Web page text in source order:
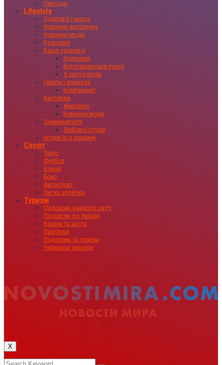
Пригоди
Lifestyle
Здоровʼя і краса
Новинки авторинку
Новинки моди
Кулінарія
Ваше здоровʼя
Кулінарія
Вегетаріанська кухня
У світі напоїв
Газети і журнали
Компромат
Виставка
Живопис
Новинки моди
Знаменитості
Любовні історії
Інтервʼю із зірками
Спорт
Теніс
Футбол
Хокей
Бокс
Автоспорт
Легка атлетіка
Туризм
Подорожі навколо світу
Подорожі по Україні
Країни та міста
Пам’ятки
Подорожі та туризм
Найкращі курорти
X